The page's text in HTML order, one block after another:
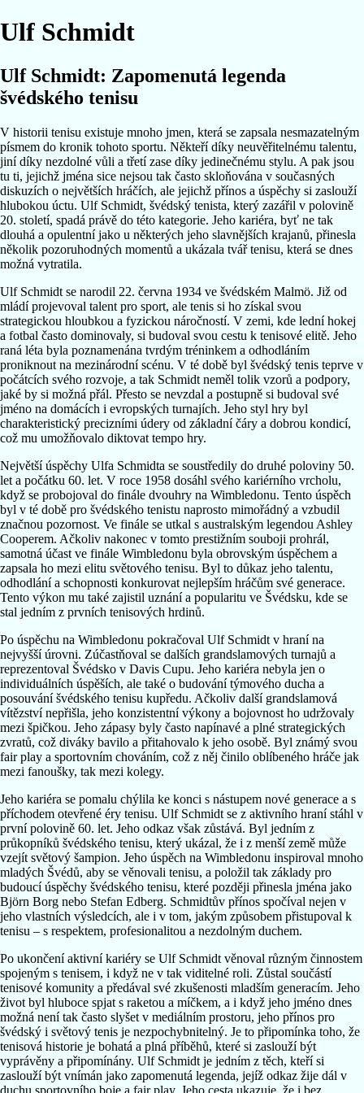
Ulf Schmidt
Ulf Schmidt: Zapomenutá legenda
švédského tenisu
V historii tenisu existuje mnoho jmen, která se zapsala nesmazatelným
písmem do kronik tohoto sportu. Někteří díky neuvěřitelnému talentu,
jiní díky nezdolné vůli a třetí zase díky jedinečnému stylu. A pak jsou
tu ti, jejichž jména sice nejsou tak často skloňována v současných
diskuzích o největších hráčích, ale jejichž přínos a úspěchy si zaslouží
hlubokou úctu. Ulf Schmidt, švédský tenista, který zazářil v polovině
20. století, spadá právě do této kategorie. Jeho kariéra, byť ne tak
dlouhá a opulentní jako u některých jeho slavnějších krajanů, přinesla
několik pozoruhodných momentů a ukázala tvář tenisu, která se dnes
možná vytratila.
Ulf Schmidt se narodil 22. června 1934 ve švédském Malmö. Již od
mládí projevoval talent pro sport, ale tenis si ho získal svou
strategickou hloubkou a fyzickou náročností. V zemi, kde lední hokej
a fotbal často dominovaly, si budoval svou cestu k tenisové elitě. Jeho
raná léta byla poznamenána tvrdým tréninkem a odhodláním
proniknout na mezinárodní scénu. V té době byl švédský tenis teprve v
počátcích svého rozvoje, a tak Schmidt neměl tolik vzorů a podpory,
jaké by si možná přál. Přesto se nevzdal a postupně si budoval své
jméno na domácích i evropských turnajích. Jeho styl hry byl
charakteristický precizními údery od základní čáry a dobrou kondicí,
což mu umožňovalo diktovat tempo hry.
Největší úspěchy Ulfa Schmidta se soustředily do druhé poloviny 50.
let a počátku 60. let. V roce 1958 dosáhl svého kariérního vrcholu,
když se probojoval do finále dvouhry na Wimbledonu. Tento úspěch
byl v té době pro švédského tenistu naprosto mimořádný a vzbudil
značnou pozornost. Ve finále se utkal s australským legendou Ashley
Cooperem. Ačkoliv nakonec v tomto prestižním souboji prohrál,
samotná účast ve finále Wimbledonu byla obrovským úspěchem a
zapsala ho mezi elitu světového tenisu. Byl to důkaz jeho talentu,
odhodlání a schopnosti konkurovat nejlepším hráčům své generace.
Tento výkon mu také zajistil uznání a popularitu ve Švédsku, kde se
stal jedním z prvních tenisových hrdinů.
Po úspěchu na Wimbledonu pokračoval Ulf Schmidt v hraní na
nejvyšší úrovni. Zúčastňoval se dalších grandslamových turnajů a
reprezentoval Švédsko v Davis Cupu. Jeho kariéra nebyla jen o
individuálních úspěších, ale také o budování týmového ducha a
posouvání švédského tenisu kupředu. Ačkoliv další grandslamová
vítězství nepřišla, jeho konzistentní výkony a bojovnost ho udržovaly
mezi špičkou. Jeho zápasy byly často napínavé a plné strategických
zvratů, což diváky bavilo a přitahovalo k jeho osobě. Byl známý svou
fair play a sportovním chováním, což z něj činilo oblíbeného hráče jak
mezi fanoušky, tak mezi kolegy.
Jeho kariéra se pomalu chýlila ke konci s nástupem nové generace a s
příchodem otevřené éry tenisu. Ulf Schmidt se z aktivního hraní stáhl v
první polovině 60. let. Jeho odkaz však zůstává. Byl jedním z
průkopníků švédského tenisu, který ukázal, že i z menší země může
vzejít světový šampion. Jeho úspěch na Wimbledonu inspiroval mnoho
mladých Švédů, aby se věnovali tenisu, a položil tak základy pro
budoucí úspěchy švédského tenisu, které později přinesla jména jako
Björn Borg nebo Stefan Edberg. Schmidtův přínos spočíval nejen v
jeho vlastních výsledcích, ale i v tom, jakým způsobem přistupoval k
tenisu – s respektem, profesionalitou a nezdolným duchem.
Po ukončení aktivní kariéry se Ulf Schmidt věnoval různým činnostem
spojeným s tenisem, i když ne v tak viditelné roli. Zůstal součástí
tenisové komunity a předával své zkušenosti mladším generacím. Jeho
život byl hluboce spjat s raketou a míčkem, a i když jeho jméno dnes
možná není tak často slyšet v mediálním prostoru, jeho přínos pro
švédský i světový tenis je nezpochybnitelný. Je to připomínka toho, že
tenisová historie je bohatá a plná příběhů, které si zaslouží být
vyprávěny a připomínány. Ulf Schmidt je jedním z těch, kteří si
zaslouží být vnímán jako zapomenutá legenda, jejíž odkaz žije dál v
duchu sportovního boje a fair play. Jeho cesta ukazuje, že i bez